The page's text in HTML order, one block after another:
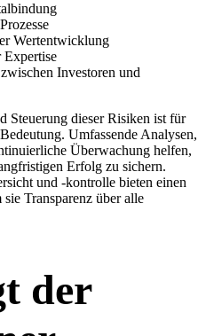
Wertentwicklung
Expertise
Investoren und
Steuerung dieser Risiken ist für
Umfassende Analysen,
Überwachung helfen,
Erfolg zu sichern.
und -kontrolle bieten einen
Transparenz über alle
der